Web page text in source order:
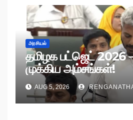
அரசியல்
தமிழக பட்ஜெட் 2026
முக்கிய அம்சங்கள்!
AUG 5, 2026